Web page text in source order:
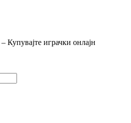
Купувајте играчки онлајн